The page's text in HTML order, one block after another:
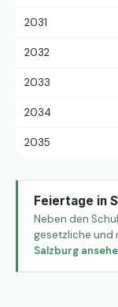
2031
2032
2033
2034
2035
Feiertage in
Neben den
gesetzliche und
Salzburg